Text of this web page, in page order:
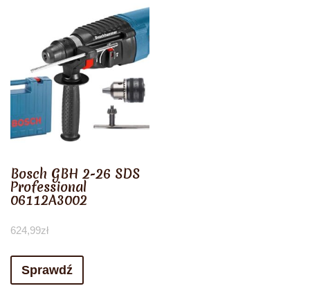
Bosch GBH 2-26 SDS
Professional
06112A3002
624,99zł
Sprawdź